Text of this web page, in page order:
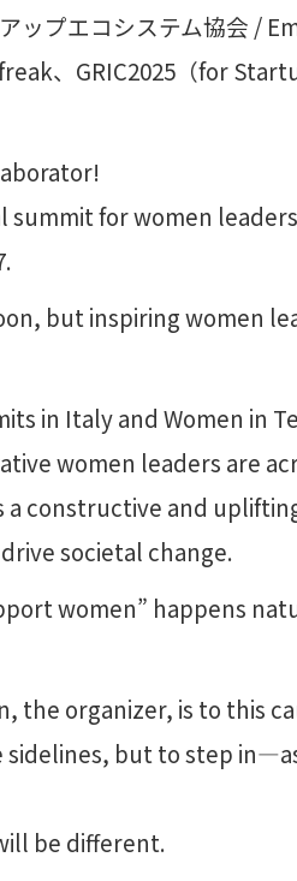
ップエコシステム協会 /
、GRIC2025（for
summit for women
but inspiring women
in Italy and Women in
women leaders are
a constructive and
societal change.
women” happens
the organizer, is to this
but to step
be different.